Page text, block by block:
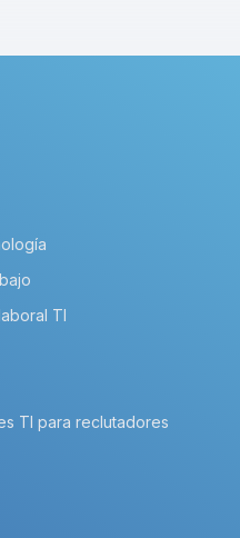
TI
TI para reclutadores